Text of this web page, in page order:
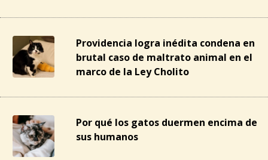
Providencia logra inédita condena en
brutal caso de maltrato animal en el
marco de la Ley Cholito
Por qué los gatos duermen encima de
sus humanos